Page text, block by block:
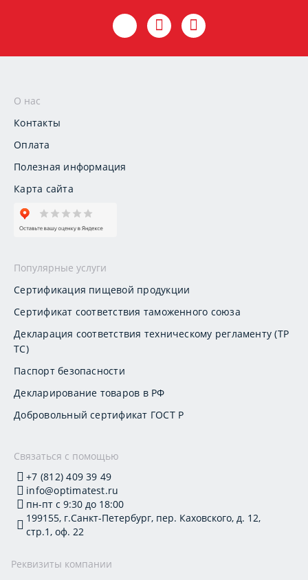
О нас
Контакты
Оплата
Полезная информация
Карта сайта
Популярные услуги
Сертификация пищевой продукции
Сертификат соответствия таможенного союза
Декларация соответствия техническому регламенту (ТР
ТС)
Паспорт безопасности
Декларирование товаров в РФ
Добровольный сертификат ГОСТ Р
Связаться с помощью
+7 (812) 409 39 49
info@optimatest.ru
пн-пт с 9:30 до 18:00
199155, г.Санкт-Петербург, пер. Каховского, д. 12,
стр.1, оф. 22
Реквизиты компании